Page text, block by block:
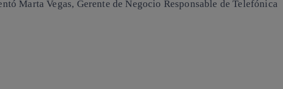
Marta Vegas, Gerente de Negocio Responsable de Telefónica